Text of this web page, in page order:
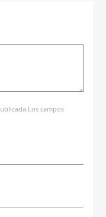
campos